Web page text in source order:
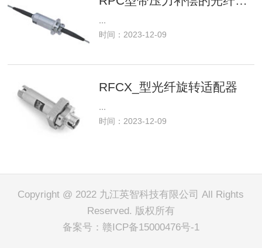
...
时间：2023-12-09
RFCX_型光纤旋转适配器
...
时间：2023-12-09
Copyright @ 2022 九江英智科技有限公司 All Rights
Reserved. 版权所有
备案号： 赣ICP备15000476号-1